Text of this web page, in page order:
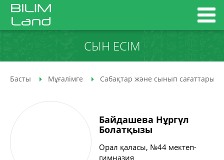
СЫН ЕСІМ
Басты Мұғалімге Сабақтар және сынып сағаттары
Байдашева Нұргүл
Болатқызы
Орал қаласы, №44 мектеп-
гимназия